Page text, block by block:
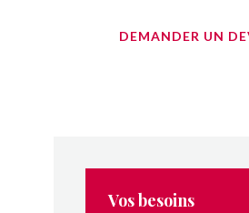
DEMANDER UN
Vos besoins